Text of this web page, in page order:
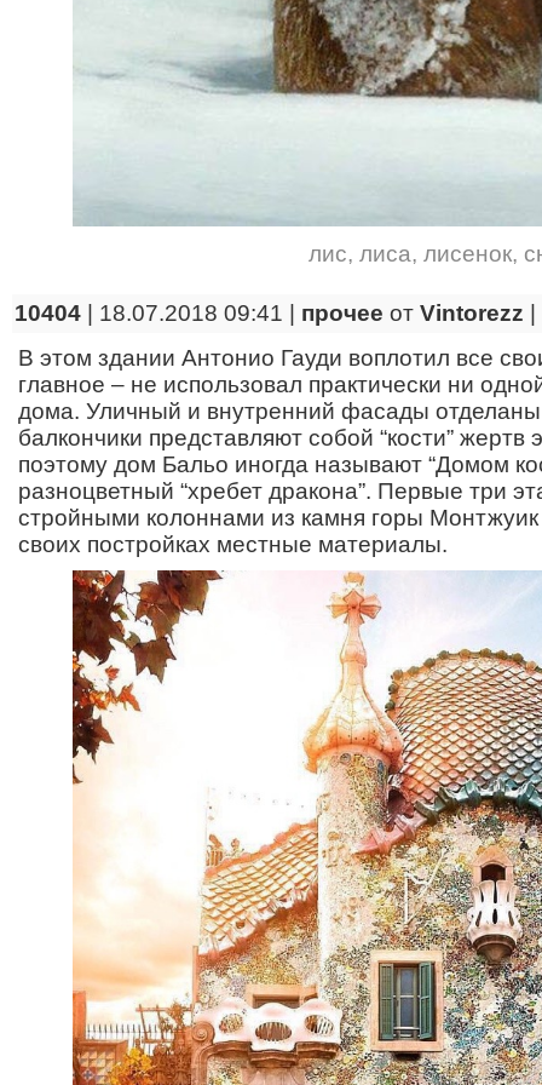
лис, лиса, лисенок,
10404 | 18.07.2018 09:41 | прочее от Vintorezz
В этом здании Антонио Гауди воплотил все
главное – не использовал практически ни
дома. Уличный и внутренний фасады отделаны
балкончики представляют собой “кости”
поэтому дом Бальо иногда называют “Домом
разноцветный “хребет дракона”. Первые три
стройными колоннами из камня горы
своих постройках местные материалы.